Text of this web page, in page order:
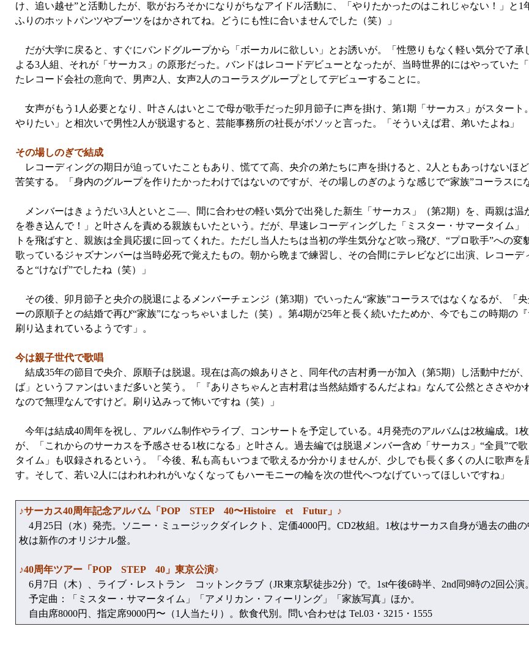
け、追い越せ”と活動したが、歌がおろそかになりがちなアイドル活動に、「やりたかったのはこれじゃない！」と1
ふりのホットパンツやブーツをはかされてね。どうにも性に合いませんでした（笑）」
だが大学に戻ると、すぐにバンドグループから「ボーカルに欲しい」とお誘いが。「性懲りもなく軽い気分で了承
よる3人組、それが「サーカス」の原形だった。バンドはレコードデビューとなったが、当時世界的にはやっていた
たレコード会社の意向で、男声2人、女声2人のコーラスグループとしてデビューすることに。
女声がもう1人必要となり、叶さんはいとこで母が歌手だった卯月節子に声を掛け、第1期「サーカス」がスタート
やりたい」と相次いで男性2人が脱退すると、芸能事務所の社長がボソッと言った。「そういえば君、弟いたよね」
その場しのぎで結成
レコーディングの期日が迫っていたこともあり、慌てて高、央介の弟たちに声を掛けると、2人ともあっけないほ
苦笑する。「身内のグループを作りたかったわけではないのですが、その場しのぎのような感じで“家族”コーラスに
メンバーはきょうだい3人といとこ—、間に合わせの軽い気分で出発した新生「サーカス」（第2期）を、両親は温
を巻き込んで！」と叶さんを責める親族もいたという。だが、早速レコーディングした「ミスター・サマータイム」
トを飛ばすと、親族は全員応援に回ってくれた。ただし当人たちは当初の学生気分など吹っ飛び、“プロ歌手”への変
歌っているジャズナンバーは当時必死で覚えたもの。朝から晩まで練習し、その合間にテレビなどに出演、レコーデ
ると“けなげ”でしたね（笑）」
その後、卯月節子と央介の脱退によるメンバーチェンジ（第3期）でいったん“家族”コーラスではなくなるが、「
ーの原順子との結婚で再び“家族”になっちゃいました（笑）。第4期が25年と長く続いたためか、今でもこの時期の
刷り込まれているようです」。
今は親子世代で歌唱
結成35年の節目で央介、原順子は脱退。現在は高の娘ありさと、同年代の吉村勇一が加入（第5期）し活動中だが
ば」というファンはいまだ多いと笑う。「『ありさちゃんと吉村君は当然結婚するんだよね』なんて公然とささや
なので無理なんですけど。刷り込みって怖いですね（笑）」
今年は結成40周年を祝し、アルバム制作やライブ、コンサートを予定している。4月発売のアルバムは2枚編成。1
が、「これからのサーカスを予感させる1枚になる」と叶さん。過去編では脱退メンバー含め「サーカス」“全員”で
タイム」も収録されるという。「今後、私も高もいつまで歌えるか分かりませんが、少しでも長く多くの人に歌声を
す。そして、若い2人にはわれわれがいなくなってもハーモニーの輪を次の世代へつなげていってほしいですね」
♪サーカス40周年記念アルバム「POP STEP 40〜Histoire et Futur」♪
4月25日（水）発売。ソニー・ミュージックダイレクト、定価4000円。CD2枚組。1枚はサーカス自身が過去の曲
枚は新作のオリジナル盤。
♪40周年ツアー「POP STEP 40」東京公演♪
6月7日（木）、ライブ・レストラン コットンクラブ（JR東京駅徒歩2分）で。1st午後6時半、2nd同9時の2回公演。
予定曲：「ミスター・サマータイム」「アメリカン・フィーリング」「家族写真」ほか。
自由席8000円、指定席9000円〜（1人当たり）。飲食代別。問い合わせは Tel.03・3215・1555